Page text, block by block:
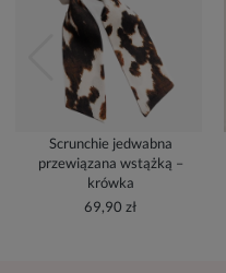
Scrunchie jedwabna
przewiązana wstążką –
krówka
69,90 zł